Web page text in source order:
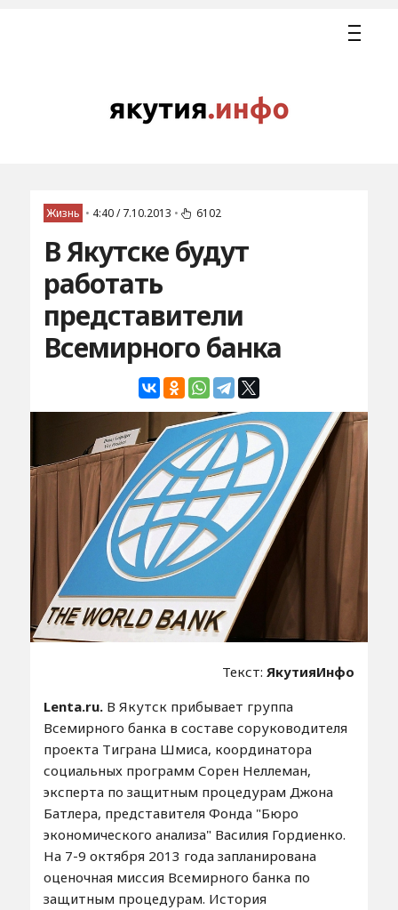
Жизнь • 4:40 / 7.10.2013 • 6102
В Якутске будут
работать
представители
Всемирного банка
Текст:ЯкутияИнфо
Lenta.ru.В Якутск прибывает группа
Всемирного банка в составе соруководителя
проекта Тиграна Шмиса, координатора
социальных программ Сорен Неллеман,
эксперта по защитным процедурам Джона
Батлера, представителя Фонда "Бюро
экономического анализа" Василия Гордиенко.
На 7-9 октября 2013 года запланирована
оценочная миссия Всемирного банка по
защитным процедурам. История